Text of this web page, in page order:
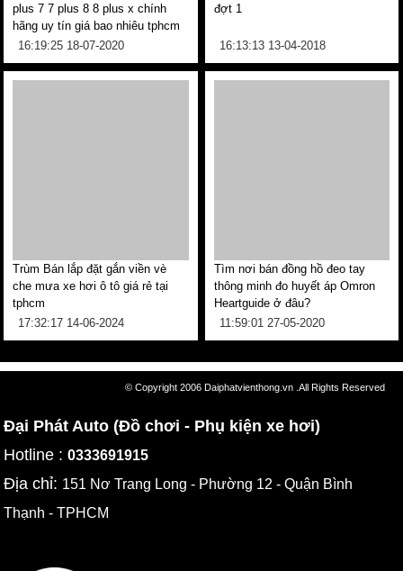
plus 7 7 plus 8 8 plus x chính
hãng uy tín giá bao nhiêu tphcm
16:19:25 18-07-2020
đợt 1
16:13:13 13-04-2018
Trùm Bán lắp đặt gắn viền vè
che mưa xe hơi ô tô giá rẻ tại
tphcm
17:32:17 14-06-2024
Tìm nơi bán đồng hồ đeo tay
thông minh đo huyết áp Omron
Heartguide ở đâu?
11:59:01 27-05-2020
© Copyright 2006 Daiphatvienthong.vn .All Rights Reserved
Đại Phát Auto (Đồ chơi - Phụ kiện xe hơi)
Hotline :0333691915
Địa chỉ: 151 Nơ Trang Long - Phường 12 - Quận Bình
Thạnh - TPHCM